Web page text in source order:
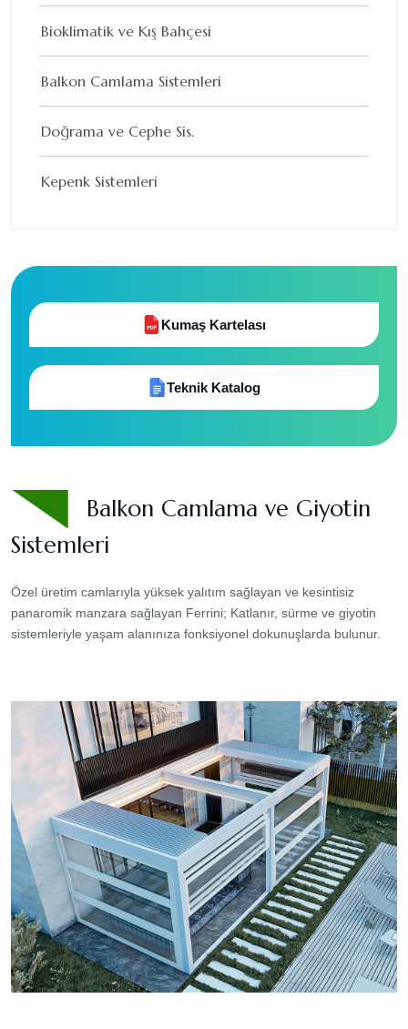
Bioklimatik ve Kış Bahçesi
Balkon Camlama Sistemleri
Doğrama ve Cephe Sis.
Kepenk Sistemleri
Kumaş Kartelası
Teknik Katalog
Balkon Camlama ve Giyotin
Sistemleri
Özel üretim camlarıyla yüksek yalıtım sağlayan ve kesintisiz
panaromik manzara sağlayan Ferrini; Katlanır, sürme ve giyotin
sistemleriyle yaşam alanınıza fonksiyonel dokunuşlarda bulunur.